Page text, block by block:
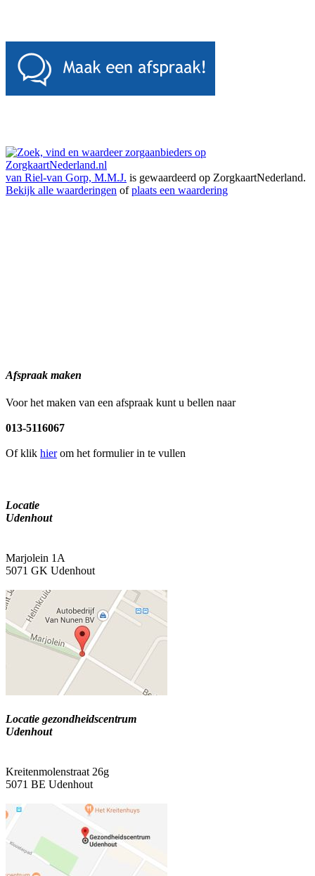
van Riel-van Gorp, M.M.J. is gewaardeerd op ZorgkaartNederland.
Bekijk alle waarderingen ofplaats een waardering
Afspraak maken
Voor het maken van een afspraak kunt u bellen naar
013-5116067
Of klik hierom het formulier in te vullen
Locatie
Udenhout
Marjolein 1A
5071 GK Udenhout
Locatie gezondheidscentrum
Udenhout
Kreitenmolenstraat 26g
5071 BE Udenhout